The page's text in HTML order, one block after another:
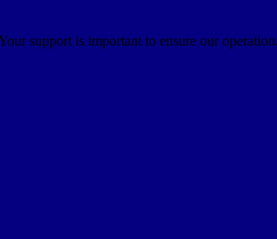
support is important to ensure our